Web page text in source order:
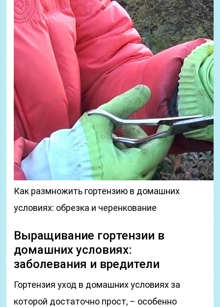
Как размножить гортензию в домашних
условиях: обрезка и черенкование
Выращивание гортензии в
домашних условиях:
заболевания и вредители
Гортензия уход в домашних условиях за
которой достаточно прост, – особенно